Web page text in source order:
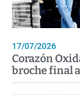
17/07/2026
Corazón
broche final